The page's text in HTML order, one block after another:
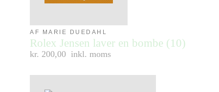
AF MARIE DUEDAHL
Rolex Jensen laver en bombe (10)
kr. 200,00 inkl. moms